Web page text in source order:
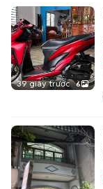
39 giây trước 6